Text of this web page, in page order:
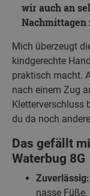
wir auch an
Nachmittagen
Mich überzeugt
kindgerechte
praktisch macht.
nach einem Zug
Kletterverschluss
du da noch
Das gefällt
Waterbug 8G
Zuverlässig:
nasse Füße.